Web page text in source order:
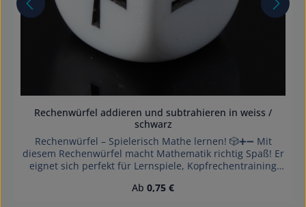
Rechenwürfel addieren und subtrahieren in weiss /
schwarz
Rechenwürfel – Spielerisch Mathe lernen! 🎲➕➖ Mit
diesem Rechenwürfel macht Mathematik richtig Spaß! Er
eignet sich perfekt für Lernspiele, Kopfrechentraining
zeigen Plus- und Minus-Symbole, um spielerisch
Regulärer Preis:
Ab 0,75 €